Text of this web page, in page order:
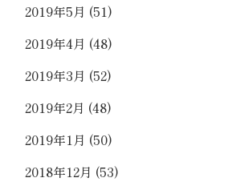
2019年5月 (51)
2019年4月 (48)
2019年3月 (52)
2019年2月 (48)
2019年1月 (50)
2018年12月 (53)